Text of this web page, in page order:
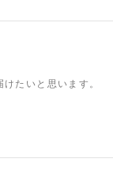
たいと思います。